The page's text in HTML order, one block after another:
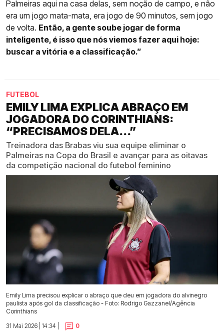
Palmeiras aqui na casa delas, sem noção de campo, e não
era um jogo mata-mata, era jogo de 90 minutos, sem jogo
de volta. Então, a gente soube jogar de forma
inteligente, é isso que nós viemos fazer aqui hoje:
buscar a vitória e a classificação.”
FUTEBOL
EMILY LIMA EXPLICA ABRAÇO EM
JOGADORA DO CORINTHIANS:
“PRECISAMOS DELA...”
Treinadora das Brabas viu sua equipe eliminar o
Palmeiras na Copa do Brasil e avançar para as oitavas
da competição nacional do futebol feminino
Emily Lima precisou explicar o abraço que deu em jogadora do alvinegro
paulista após gol da classificação - Foto: Rodrigo Gazzanel/Agência
Corinthians
31 Mai 2026 | 14:34 |
0